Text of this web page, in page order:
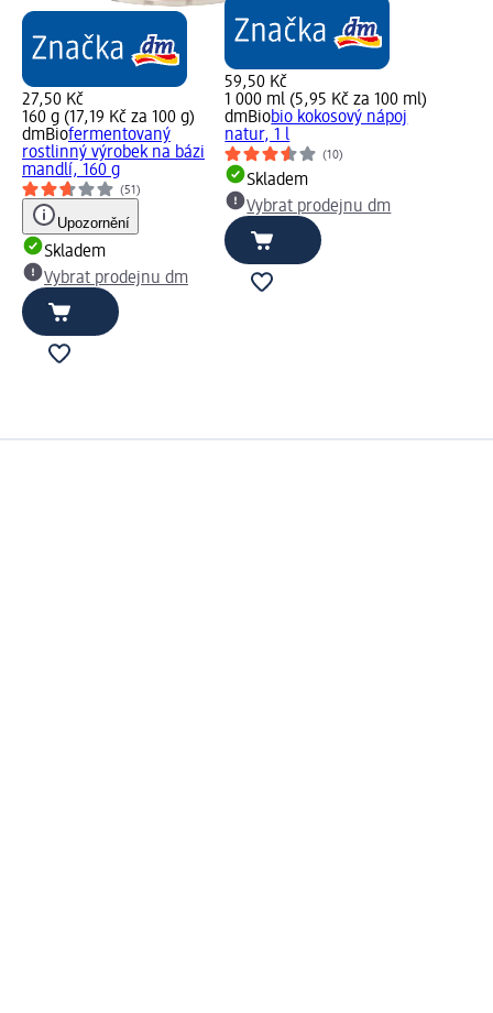
27,50 Kč
160 g (17,19 Kč za 100 g)
dmBiofermentovaný
rostlinný výrobek na bázi
mandlí, 160 g
(51)
Upozornění
Skladem
Vybrat prodejnu dm
59,50 Kč
1 000 ml (5,95 Kč za 100 ml)
dmBiobio kokosový nápoj
natur, 1 l
(10)
Skladem
Vybrat prodejnu dm